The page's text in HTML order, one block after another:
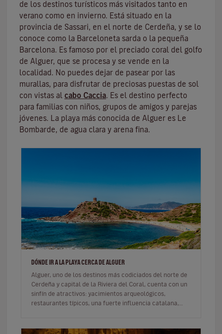
de los destinos turísticos más visitados tanto en
verano como en invierno. Está situado en la
provincia de Sassari, en el norte de Cerdeña, y se lo
conoce como la Barceloneta sarda o la pequeña
Barcelona. Es famoso por el preciado coral del golfo
de Alguer, que se procesa y se vende en la
localidad. No puedes dejar de pasear por las
murallas, para disfrutar de preciosas puestas de sol
con vistas al cabo Caccia. Es el destino perfecto
para familias con niños, grupos de amigos y parejas
jóvenes. La playa más conocida de Alguer es Le
Bombarde, de agua clara y arena fina.
DÓNDE IR A LA PLAYA CERCA DE ALGUER
Alguer, uno de los destinos más codiciados del norte de
Cerdeña y capital de la Riviera del Coral, cuenta con un
sinfín de atractivos: yacimientos arqueológicos,
restaurantes típicos, una fuerte influencia catalana,